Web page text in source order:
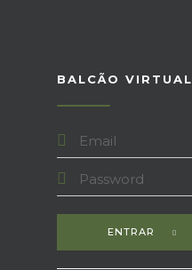
BALCÃO VIRTUAL
ENTRAR